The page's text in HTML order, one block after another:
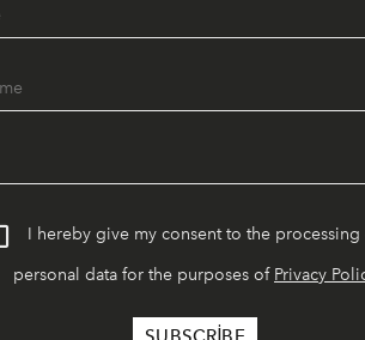
I hereby give my consent to the processing
personal data for the purposes of Privacy